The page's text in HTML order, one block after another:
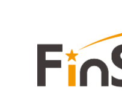
content